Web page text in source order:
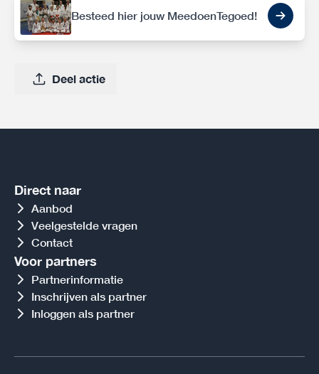
Besteed hier jouw MeedoenTegoed!
Deel actie
Direct naar
Aanbod
Veelgestelde vragen
Contact
Voor partners
Partnerinformatie
Inschrijven als partner
Inloggen als partner